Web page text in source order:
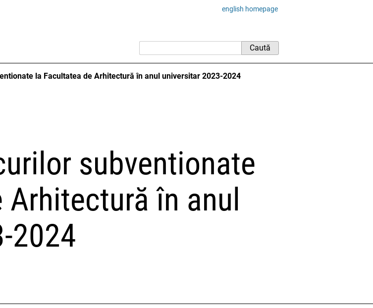
english homepage
la Facultatea de Arhitectură în anul universitar 2023-2024
subventionate
în anul
2024